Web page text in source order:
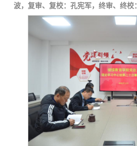
波，复审、复校：孔宪军，终审、终校